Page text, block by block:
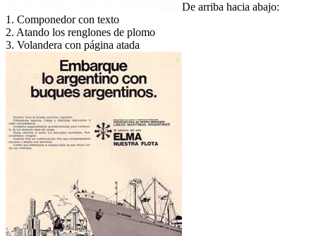
De arriba hacia abajo:
1. Componedor con texto
2. Atando los renglones de plomo
3. Volandera con página atada